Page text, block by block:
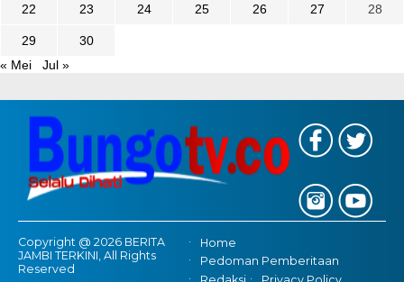
22 23 24 25 26 27 28
29
30
« Mei
Jul »
Copyright @ 2026 BERITA
JAMBI TERKINI, All Rights
Reserved
Home
Pedoman Pemberitaan